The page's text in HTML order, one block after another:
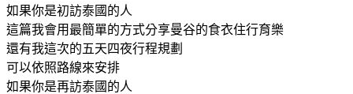
如果你是初訪泰國的人
這篇我會用最簡單的方式分享曼谷的食衣住行育樂
還有我這次的五天四夜行程規劃
可以依照路線來安排
如果你是再訪泰國的人